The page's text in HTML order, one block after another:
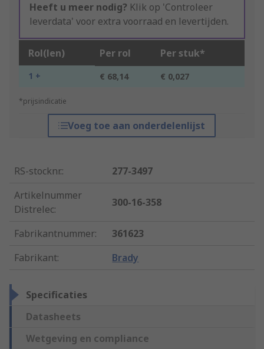
Heeft u meer nodig? Klik op 'Controleer
leverdata' voor extra voorraad en levertijden.
Rol(len) Per rol Per stuk*
1 + € 68,14 € 0,027
*prijsindicatie
Voeg toe aan onderdelenlijst
RS-stocknr.:
277-3497
Artikelnummer
Distrelec:
300-16-358
Fabrikantnummer:
361623
Fabrikant: Brady
Specificaties
Datasheets
Wetgeving en compliance